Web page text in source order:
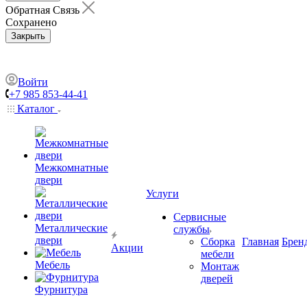
Обратная Связь
Сохранено
Закрыть
Войти
+7 985 853-44-41
Каталог
Межкомнатные
двери
Металлические
двери
Мебель
Фурнитура
Акции
Услуги
Сервисные
службы
Сборка
мебели
Монтаж
дверей
Главная